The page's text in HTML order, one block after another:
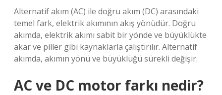
Alternatif akım (AC) ile doğru akım (DC) arasındaki
temel fark, elektrik akımının akış yönüdür. Doğru
akımda, elektrik akımı sabit bir yönde ve büyüklükte
akar ve piller gibi kaynaklarla çalıştırılır. Alternatif
akımda, akımın yönü ve büyüklüğü sürekli değişir.
AC ve DC motor farkı nedir?